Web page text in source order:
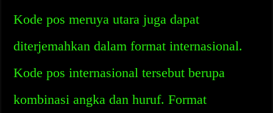
Kode pos meruya utara juga dapat
diterjemahkan dalam format internasional.
Kode pos internasional tersebut berupa
kombinasi angka dan huruf. Format